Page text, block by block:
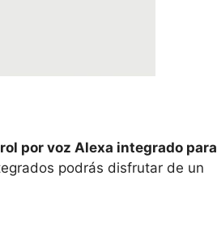
por voz Alexa integrado para
podrás disfrutar de un